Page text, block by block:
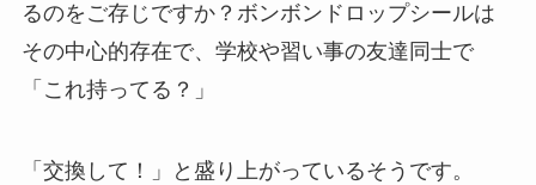
るのをご存じですか？ボンボンドロップシールは
その中心的存在で、学校や習い事の友達同士で
「これ持ってる？」
「交換して！」と盛り上がっているそうです。